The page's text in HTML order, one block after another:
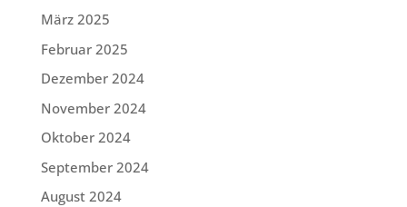
März 2025
Februar 2025
Dezember 2024
November 2024
Oktober 2024
September 2024
August 2024